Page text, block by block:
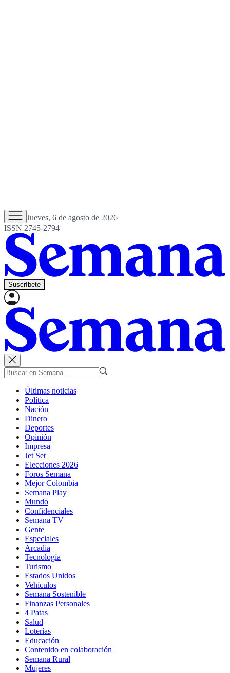
Jueves, 6 de agosto de 2026
ISSN 2745-2794
Suscríbete
Últimas noticias
Política
Nación
Dinero
Deportes
Opinión
Impresa
Jet Set
Elecciones 2026
Foros Semana
Mejor Colombia
Semana Play
Mundo
Confidenciales
Semana TV
Gente
Especiales
Arcadia
Tecnología
Turismo
Estados Unidos
Vehículos
Semana Sostenible
Finanzas Personales
4 Patas
Salud
Loterías
Educación
Contenido en colaboración
Semana Rural
Mujeres